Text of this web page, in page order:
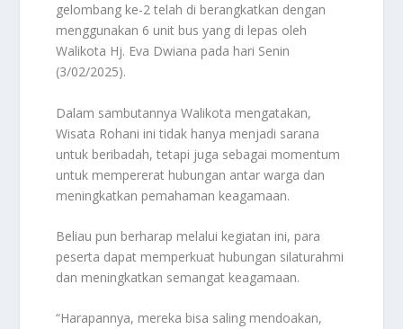
gelombang ke-2 telah di berangkatkan dengan
menggunakan 6 unit bus yang di lepas oleh
Walikota Hj. Eva Dwiana pada hari Senin
(3/02/2025).
Dalam sambutannya Walikota mengatakan,
Wisata Rohani ini tidak hanya menjadi sarana
untuk beribadah, tetapi juga sebagai momentum
untuk mempererat hubungan antar warga dan
meningkatkan pemahaman keagamaan.
Beliau pun berharap melalui kegiatan ini, para
peserta dapat memperkuat hubungan silaturahmi
dan meningkatkan semangat keagamaan.
“Harapannya, mereka bisa saling mendoakan,